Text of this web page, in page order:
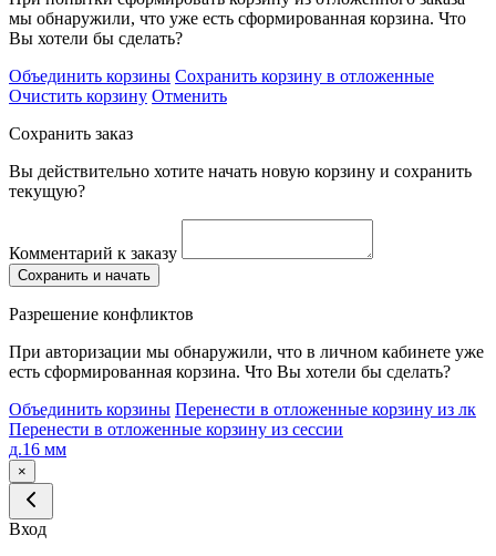
мы обнаружили, что уже есть сформированная корзина. Что
Вы хотели бы сделать?
Объединить корзины Сохранить корзину в отложенные
Очистить корзину Отменить
Сохранить заказ
Вы действительно хотите начать новую корзину и сохранить
текущую?
Комментарий к заказу
Сохранить и начать
Разрешение конфликтов
При авторизации мы обнаружили, что в личном кабинете уже
есть сформированная корзина. Что Вы хотели бы сделать?
Объединить корзины Перенести в отложенные корзину из лк
Перенести в отложенные корзину из сессии
д.16 мм
×
Вход